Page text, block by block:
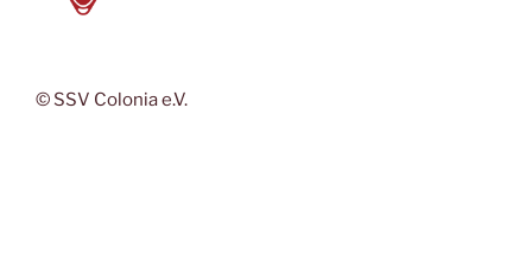
© SSV Colonia e.V.